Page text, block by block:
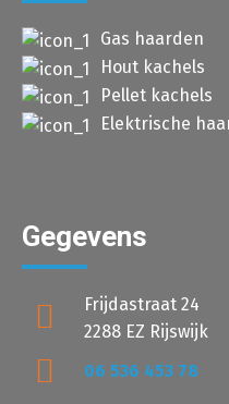
Gas haarden
Hout kachels
Pellet kachels
Elektrische
Gegevens
Frijdastraat 24
2288 EZ Rijswijk
06 536 453 78